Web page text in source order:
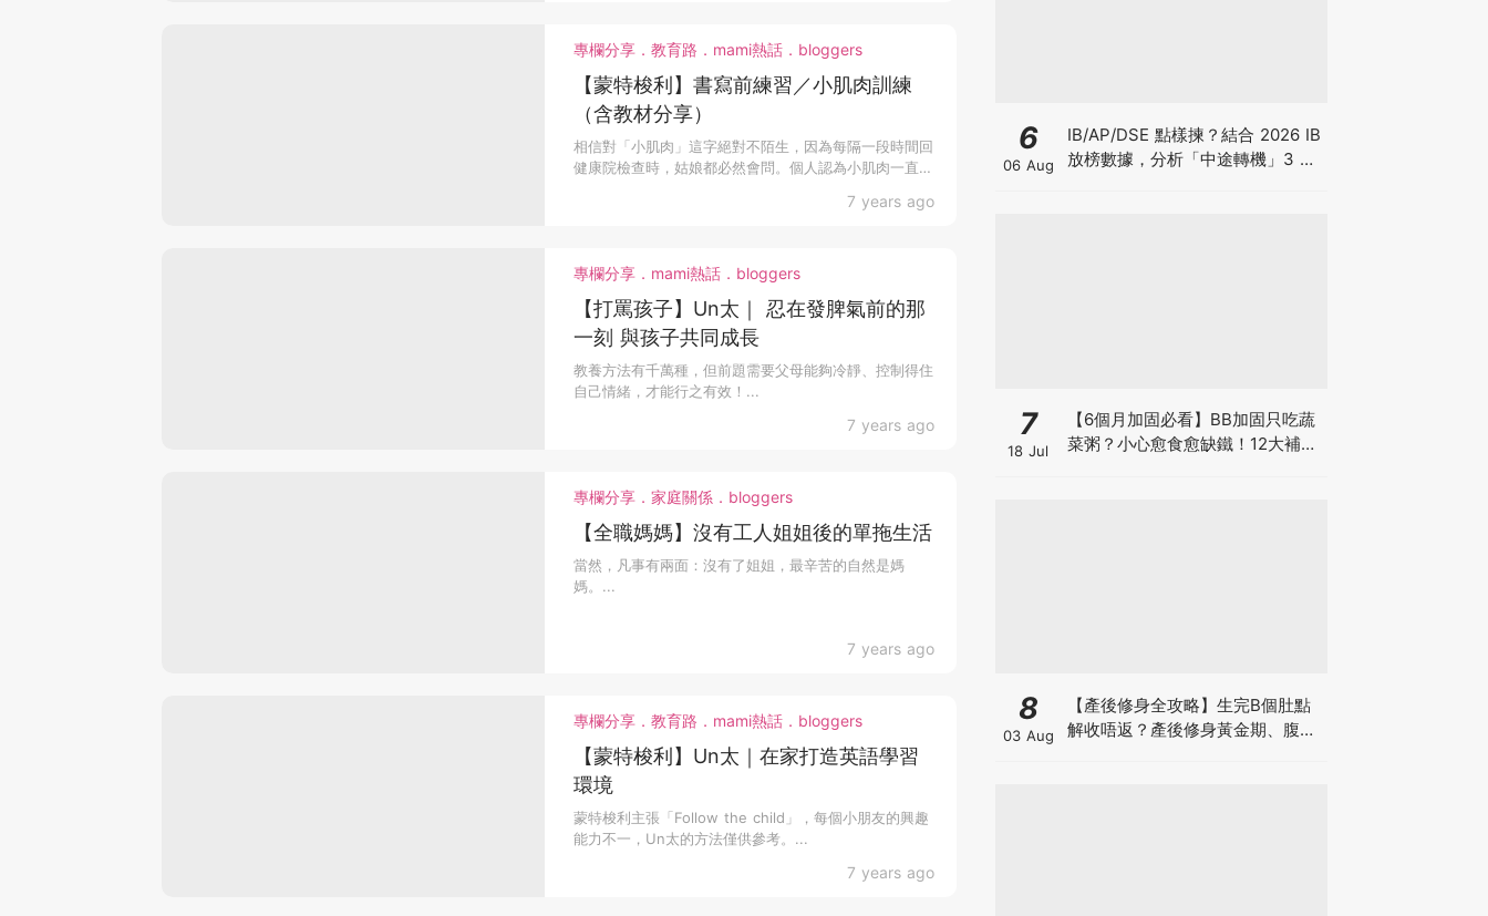
專欄分享．教育路．mami熱話．bloggers
【蒙特梭利】書寫前練習／小肌肉訓練
（含教材分享）
相信對「小肌肉」這字絕對不陌生，因為每隔一段時間回
健康院檢查時，姑娘都必然會問。個人認為小肌肉一直被
7 years ago
專欄分享．mami熱話．bloggers
【打罵孩子】Un太｜ 忍在發脾氣前的那
一刻 與孩子共同成長
教養方法有千萬種，但前題需要父母能夠冷靜、控制得住
自己情緒，才能行之有效！...
7 years ago
專欄分享．家庭關係．bloggers
【全職媽媽】沒有工人姐姐後的單拖生活
當然，凡事有兩面：沒有了姐姐，最辛苦的自然是媽
媽。...
7 years ago
專欄分享．教育路．mami熱話．bloggers
【蒙特梭利】Un太｜在家打造英語學習
環境
蒙特梭利主張「Follow the child」，每個小朋友的興趣
能力不一，Un太的方法僅供參考。...
7 years ago
6
06 Aug
IB/AP/DSE 點樣揀？結合 2026 IB
放榜數據，分析「中途轉機」3 大
7
18 Jul
【6個月加固必看】BB加固只吃蔬
菜粥？小心愈食愈缺鐵！12大補鐵
8
03 Aug
【產後修身全攻略】生完B個肚點
解收唔返？產後修身黃金期、腹直